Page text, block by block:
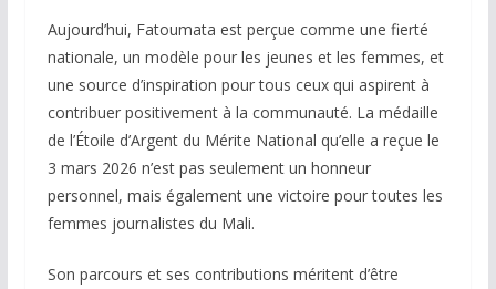
Aujourd’hui, Fatoumata est perçue comme une fierté
nationale, un modèle pour les jeunes et les femmes, et
une source d’inspiration pour tous ceux qui aspirent à
contribuer positivement à la communauté. La médaille
de l’Étoile d’Argent du Mérite National qu’elle a reçue le
3 mars 2026 n’est pas seulement un honneur
personnel, mais également une victoire pour toutes les
femmes journalistes du Mali.
Son parcours et ses contributions méritent d’être